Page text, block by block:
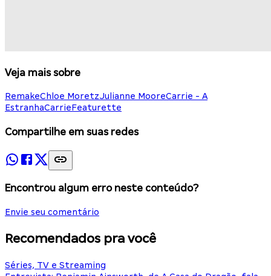
Veja mais sobre
RemakeChloe MoretzJulianne MooreCarrie - A
EstranhaCarrieFeaturette
Compartilhe em suas redes
Encontrou algum erro neste conteúdo?
Envie seu comentário
Recomendados pra você
Séries, TV e Streaming